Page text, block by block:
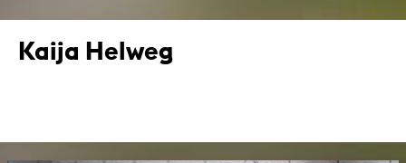
Kaija Helweg